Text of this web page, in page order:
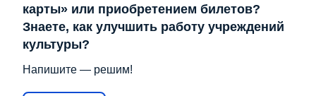
карты» или приобретением билетов?
Знаете, как улучшить работу учреждений
культуры?
Напишите — решим!